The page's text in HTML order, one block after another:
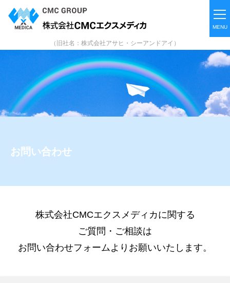
（旧社名：株式会社アサヒ・シーアンドアイ）
お問い合わせ
株式会社CMCエクスメディカに関する
ご質問・ご相談は
お問い合わせフォームよりお願いいたします。